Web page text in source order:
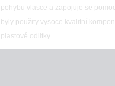
pohybu vlasce a zapojuje se
byly použity vysoce kvalitní
plastové odlitky.